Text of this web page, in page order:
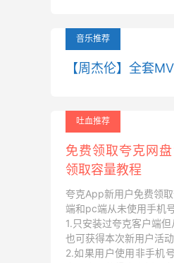
音乐推荐
【周杰伦】全套
吐血推荐
免费领取夸克网
领取容量教程
夸克App新用户免费领
端和pc端从未使用手机
1.只安装过夸克客户端但
也可获得本次新用户活动
2.如果用户使用非手机